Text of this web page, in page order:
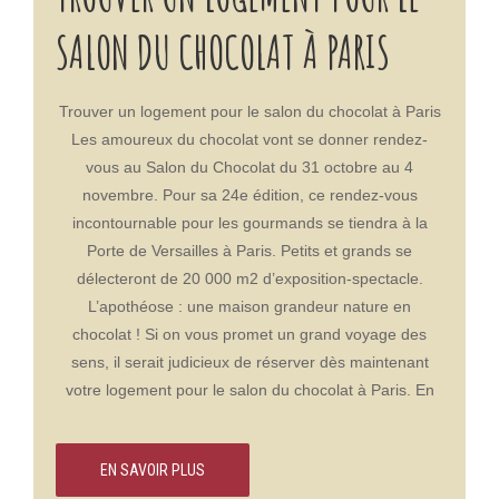
les sites très facilement. Sans compter les restaurants,
boulangeries et une petites épiceries à proximité
immédiate. Cet espace de quiétude au plein cœur de
départ parfait ! C’est idéal pour s’immerger dans
laisser son imaginaire et son esprit d’enfant refaire
surface. Les grands magasins parisiens savent
parfaitement vous accompagner dans vos rêveries
avec de sublimes décors illuminés. Pour profiter de la
magie de Noël à Paris, réservez une chambre à la
Cadet Residence située au cœur de la capitale ! Idéale
pour vos séjour en famille grâce à ses spacieux et
confortables appartements, profitez des illuminations
de nombreux domaines de la culture populaire tels
que le cinéma, les séries TV, les jouets dérivés des
mangas, les jeux vidéo… Le Comic Con est aussi
l’occasion pour les fans de rencontrer créateurs,
artistes et acteurs ! Avec en bonus la possibilité de
découvrir les dernières nouveautés et contenus
exclusifs. Le Comic Con Paris est en effet une
référence mondiale de la pop culture. Rencontres,
débats, dédicaces, shows, concours, mais également
plein d’ateliers et d’animations seront au rendez-vous
pour cette édition.Réservez votre logement dans l’une
des meilleures résidences de Paris ! Pour célébrer la
pop culture comme il se doit, prenez part à l’aventure
Paris. À seulement une vingtaine de minutes de la
Grande Halle de la Villette, et dans l’un des quartiers
SALON DU CHOCOLAT À PARIS
Trouver un logement pour le salon du chocolat à Paris
Les amoureux du chocolat vont se donner rendez-
vous au Salon du Chocolat du 31 octobre au 4
novembre. Pour sa 24e édition, ce rendez-vous
incontournable pour les gourmands se tiendra à la
Porte de Versailles à Paris. Petits et grands se
délecteront de 20 000 m2 d’exposition-spectacle.
L’apothéose : une maison grandeur nature en
chocolat ! Si on vous promet un grand voyage des
sens, il serait judicieux de réserver dès maintenant
votre logement pour le salon du chocolat à Paris. En
rendez-vous international qui réunit les passionnés du
chocolat Depuis 1995, le Salon du Chocolat est un
EN SAVOIR PLUS